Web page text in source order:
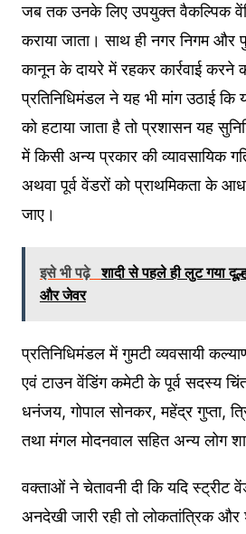
जब तक उनके लिए उपयुक्त वैकल्पिक
कराया जाता। साथ ही नगर निगम और
कानून के दायरे में रहकर कार्रवाई करने
प्रतिनिधिमंडल ने यह भी मांग उठाई कि
को हटाया जाता है तो प्रशासन यह
में किसी अन्य प्रकार की व्यावसायिक
अथवा पूर्व वेंडरों को प्राथमिकता के
जाए।
इसे भी पढ़े शादी से पहले ही लुट गया
और जेवर
प्रतिनिधिमंडल में गुमटी व्यवसायी
एवं टाउन वेंडिंग कमेटी के पूर्व सदस्य
धनंजय, गोपाल सोनकर, महेंद्र गुप्ता,
तथा मंगल मोदनवाल सहित अन्य लोग
वक्ताओं ने चेतावनी दी कि यदि स्ट्रीट
अनदेखी जारी रही तो लोकतांत्रिक और